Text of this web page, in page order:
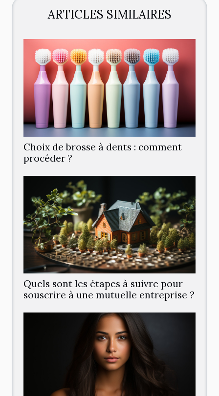
ARTICLES SIMILAIRES
Choix de brosse à dents : comment
procéder ?
Quels sont les étapes à suivre pour
souscrire à une mutuelle entreprise ?